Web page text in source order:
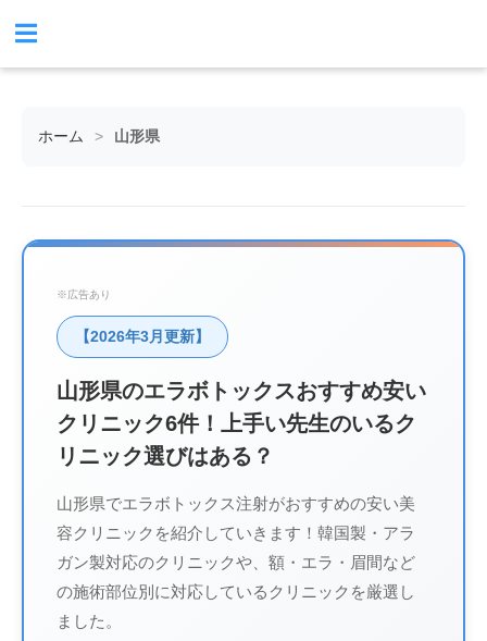
ホーム > 山形県
※広告あり
【2026年3月更新】
山形県のエラボトックスおすすめ安い
クリニック6件！上手い先生のいるク
リニック選びはある？
山形県でエラボトックス注射がおすすめの安い美
容クリニックを紹介していきます！韓国製・アラ
ガン製対応のクリニックや、額・エラ・眉間など
の施術部位別に対応しているクリニックを厳選し
ました。